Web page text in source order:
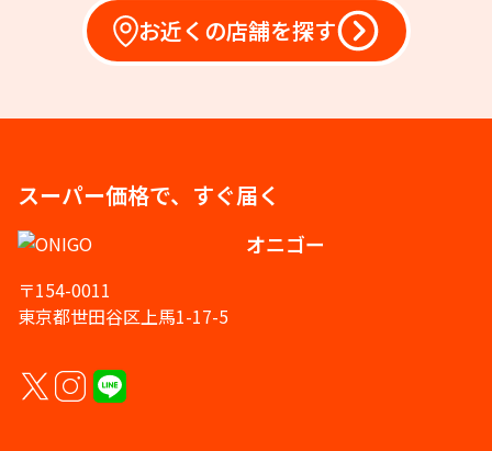
お近くの店舗を探す
スーパー価格で、すぐ届く
オニゴー
〒154-0011
東京都世田谷区上馬1-17-5